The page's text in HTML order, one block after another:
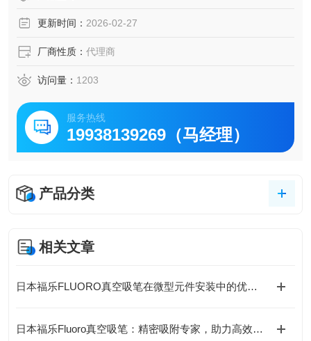
更新时间： 2026-02-27
厂商性质： 代理商
访问量： 1203
服务热线
19938139269（马经理）
产品分类
相关文章
日本福乐FLUORO真空吸笔在微型元件安装中的优势与应用
日本福乐Fluoro真空吸笔：精密吸附专家，助力高效无损操作